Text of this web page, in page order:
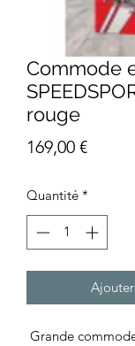
Commode
rouge
169,00 €Prix
Quantité *
Grande